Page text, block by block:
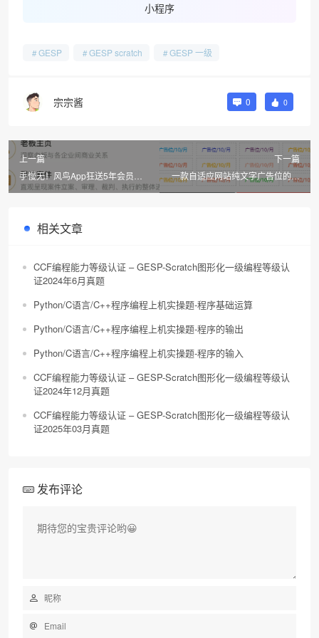
小程序
GESP GESP scratch GESP 一级
宗宗酱 0 0
上一篇
手慢无！风鸟App狂送5年会员：
查企业、看老板、躲风险，生意人
下一篇
一款自适应网站纯文字广告位的通
相关文章
CCF编程能力等级认证 – GESP-Scratch图形化一级编程等级认
证2024年6月真题
Python/C语言/C++程序编程上机实操题-程序基础运算
Python/C语言/C++程序编程上机实操题-程序的输出
Python/C语言/C++程序编程上机实操题-程序的输入
CCF编程能力等级认证 – GESP-Scratch图形化一级编程等级认
证2024年12月真题
CCF编程能力等级认证 – GESP-Scratch图形化一级编程等级认
证2025年03月真题
发布评论